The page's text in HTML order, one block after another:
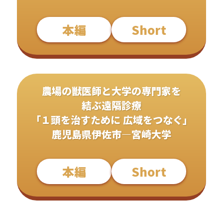
本編 Short
農場の獣医師と大学の専門家を
結ぶ遠隔診療
「１頭を治すために 広域をつなぐ」
鹿児島県伊佐市―宮崎大学
本編 Short